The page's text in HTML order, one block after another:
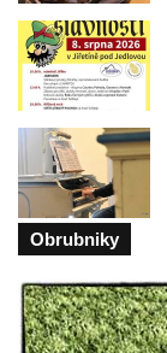
Obrubniky